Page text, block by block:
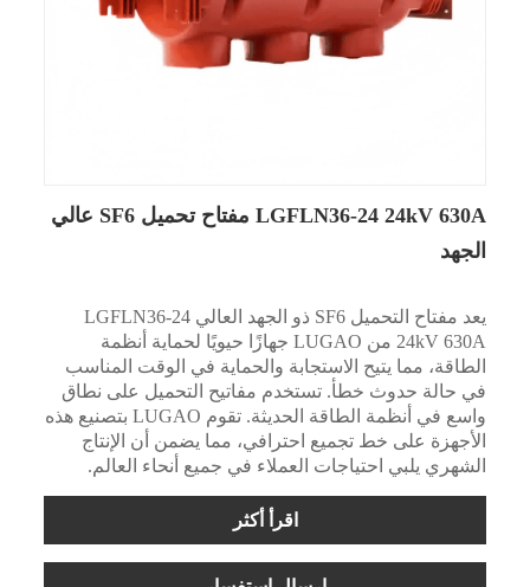
LGFLN36-24 24kV 630A مفتاح تحميل SF6 عالي
الجهد
يعد مفتاح التحميل SF6 ذو الجهد العالي LGFLN36-24
24kV 630A من LUGAO جهازًا حيويًا لحماية أنظمة
الطاقة، مما يتيح الاستجابة والحماية في الوقت المناسب
في حالة حدوث خطأ. تستخدم مفاتيح التحميل على نطاق
واسع في أنظمة الطاقة الحديثة. تقوم LUGAO بتصنيع هذه
الأجهزة على خط تجميع احترافي، مما يضمن أن الإنتاج
الشهري يلبي احتياجات العملاء في جميع أنحاء العالم.
اقرأ أكثر